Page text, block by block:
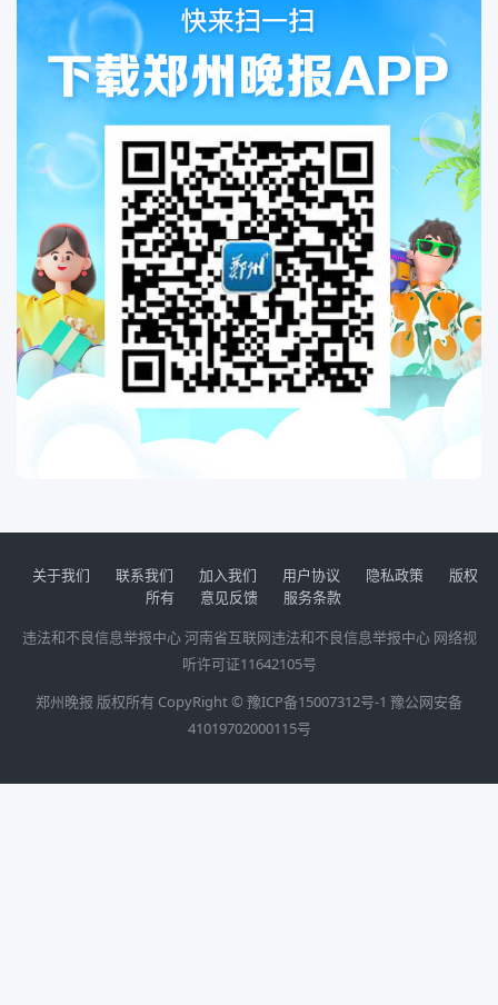
关于我们 联系我们 加入我们 用户协议 隐私政策
版权
所有
意见反馈
服务条款
违法和不良信息举报中心河南省互联网违法和不良信息举报中心 网络视
听许可证11642105号
郑州晚报 版权所有 CopyRight © 豫ICP备15007312号-1 豫公网安备
41019702000115号